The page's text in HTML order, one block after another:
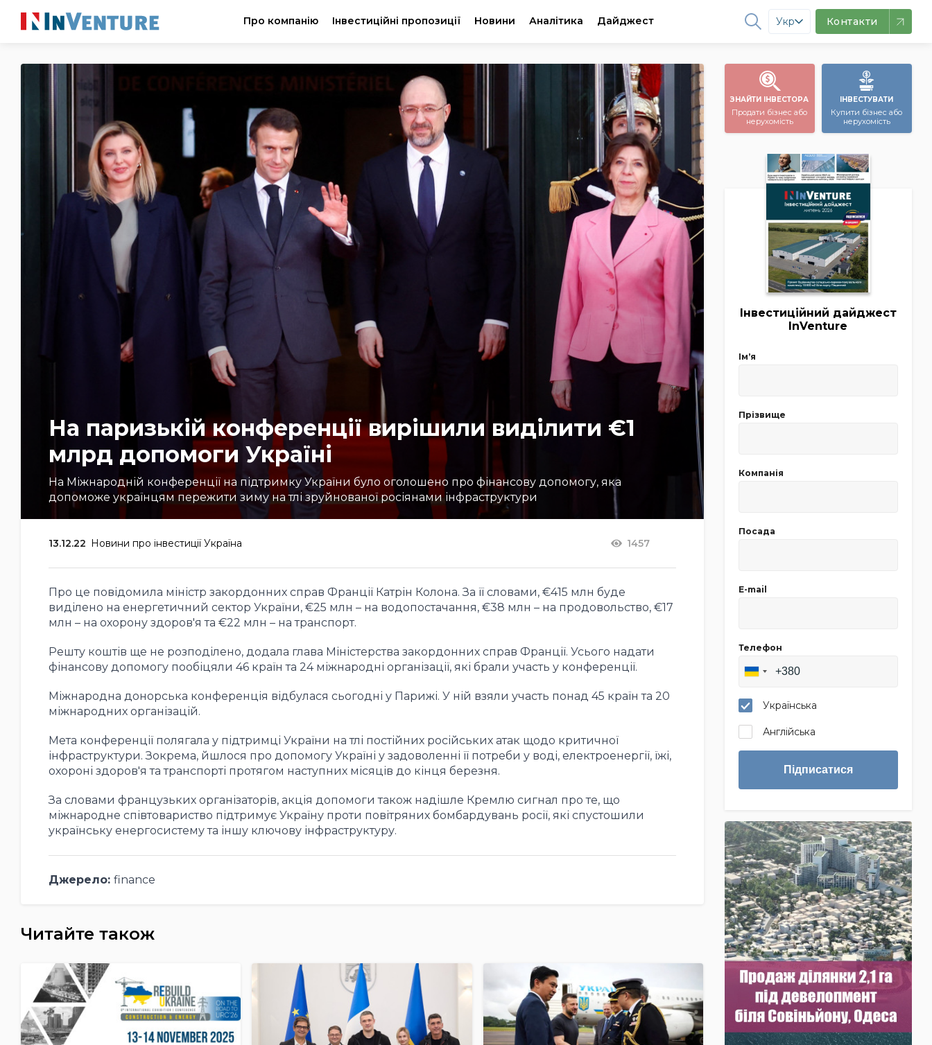
Про компанію Інвестиційні пропозиції Новини Аналітика Дайджест Укр Контакти
На паризькій конференції вирішили виділити €1
млрд допомоги Україні
На Міжнародній конференції на підтримку України було оголошено про фінансову допомогу, яка
допоможе українцям пережити зиму на тлі зруйнованої росіянами інфраструктури
13.12.22 Новини про інвестиції Україна 1457
Про це повідомила міністр закордонних справ Франції Катрін Колона. За її словами, €415 млн буде
виділено на енергетичний сектор України, €25 млн – на водопостачання, €38 млн – на продовольство, €17
млн – на охорону здоров'я та €22 млн – на транспорт.
Решту коштів ще не розподілено, додала глава Міністерства закордонних справ Франції. Усього надати
фінансову допомогу пообіцяли 46 країн та 24 міжнародні організації, які брали участь у конференції.
Міжнародна донорська конференція відбулася сьогодні у Парижі. У ній взяли участь понад 45 країн та 20
міжнародних організацій.
Мета конференції полягала у підтримці України на тлі постійних російських атак щодо критичної
інфраструктури. Зокрема, йшлося про допомогу Україні у задоволенні її потреби у воді, електроенергії, їжі,
охороні здоров'я та транспорті протягом наступних місяців до кінця березня.
За словами французьких організаторів, акція допомоги також надішле Кремлю сигнал про те, що
міжнародне співтовариство підтримує Україну проти повітряних бомбардувань росії, які спустошили
українську енергосистему та іншу ключову інфраструктуру.
Джерело: finance
Читайте також
ЗНАЙТИ ІНВЕСТОРА
Продати бізнес або
нерухомість
ІНВЕСТУВАТИ
Купити бізнес або
нерухомість
Інвестиційний дайджест
InVenture
Імʼя
Прізвище
Компанія
Посада
E-mail
Телефон
Українська
Англійська
Підписатися